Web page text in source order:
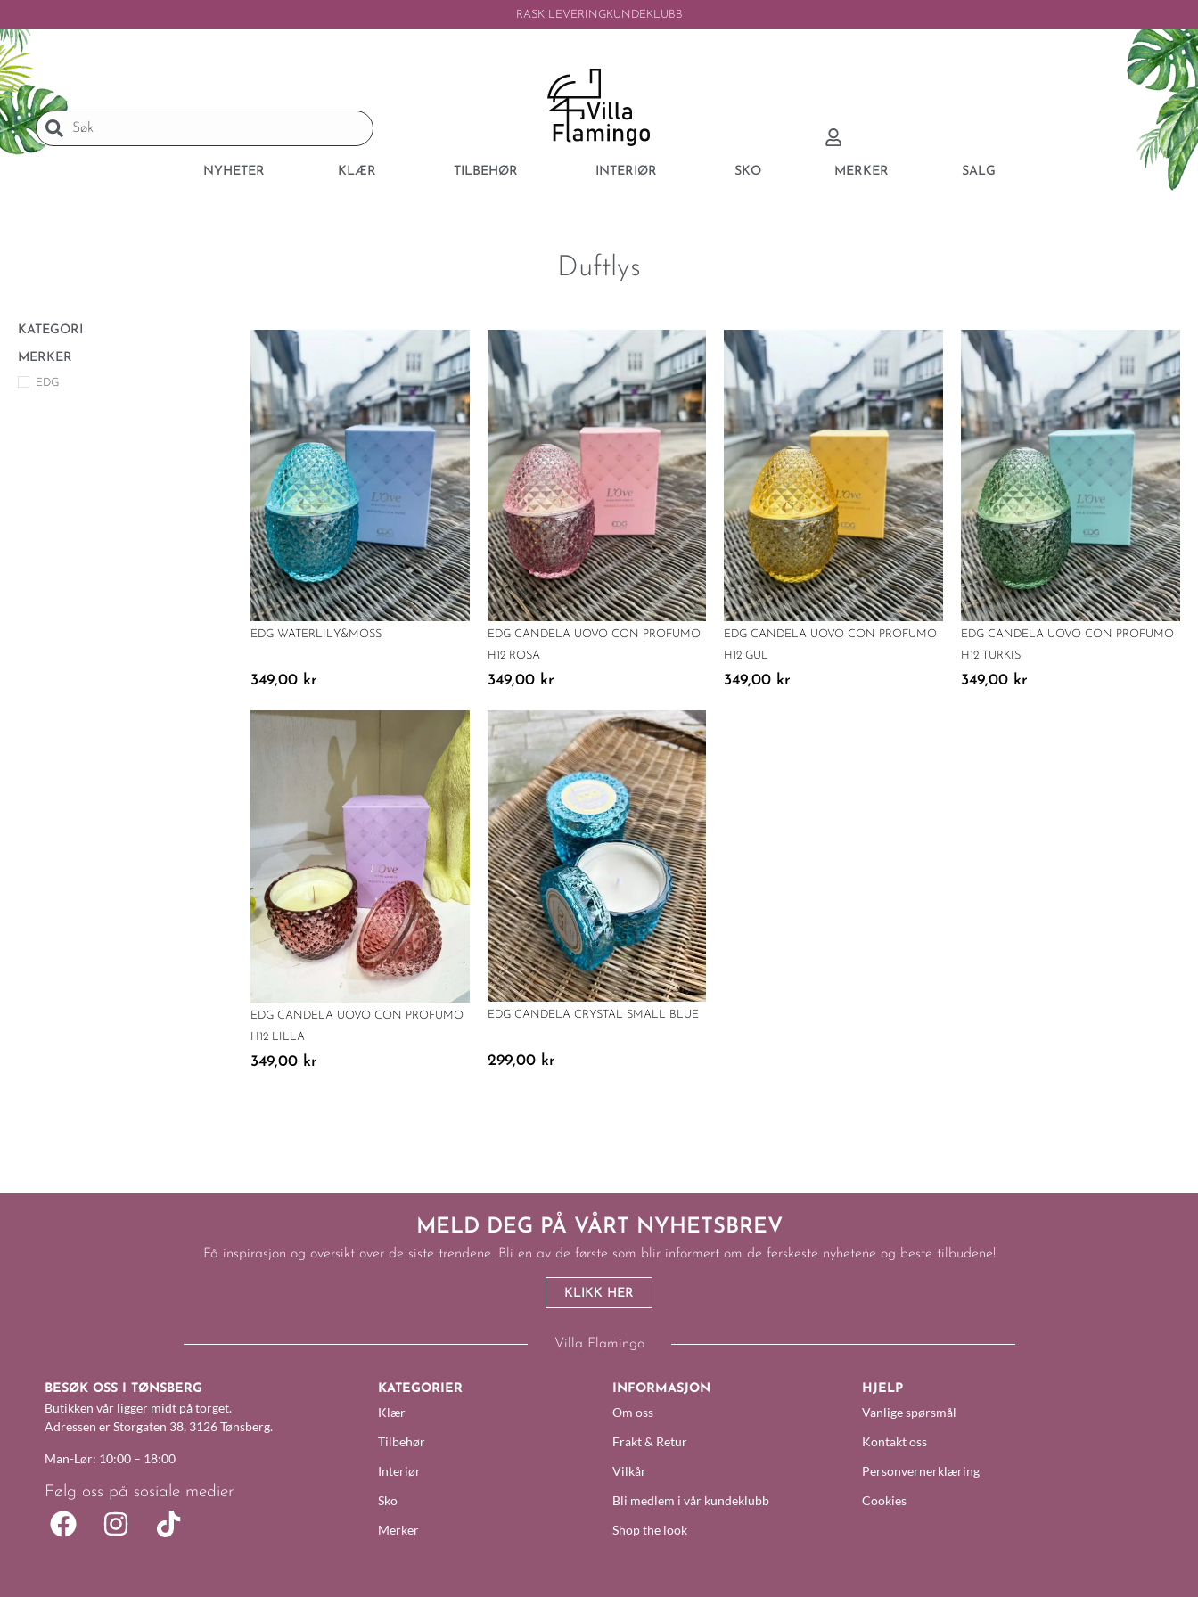
RASK LEVERINGKUNDEKLUBB
NYHETER KLÆR TILBEHØR INTERIØR SKO MERKER SALG
Duftlys
KATEGORI
MERKER
EDG
EDG WATERLILY&MOSS
349,00 kr
EDG CANDELA UOVO CON PROFUMO
H12 ROSA
349,00 kr
EDG CANDELA UOVO CON PROFUMO
H12 GUL
349,00 kr
EDG CANDELA UOVO CON PROFUMO
H12 TURKIS
349,00 kr
EDG CANDELA UOVO CON PROFUMO
H12 LILLA
349,00 kr
EDG CANDELA CRYSTAL SMALL BLUE
299,00 kr
MELD DEG PÅ VÅRT NYHETSBREV
Få inspirasjon og oversikt over de siste trendene. Bli en av de første som blir informert om de ferskeste nyhetene og beste tilbudene!
KLIKK HER
Villa Flamingo
BESØK OSS I TØNSBERG
Butikken vår ligger midt på torget.
Adressen er Storgaten 38, 3126 Tønsberg.
Man-Lør: 10:00 – 18:00
Følg oss på sosiale medier
KATEGORIER
Klær
Tilbehør
Interiør
Sko
Merker
INFORMASJON
Om oss
Frakt & Retur
Vilkår
Bli medlem i vår kundeklubb
Shop the look
HJELP
Vanlige spørsmål
Kontakt oss
Personvernerklæring
Cookies